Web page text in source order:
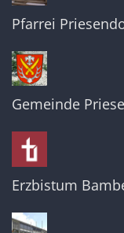
Pfarrei
Gemeinde
Erzbistum